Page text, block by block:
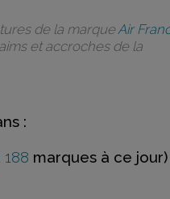
de la marqueAir
et accroches de la
:
188 marques à ce jour)